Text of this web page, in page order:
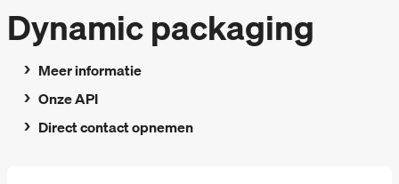
Dynamic packaging
Meer informatie
Onze API
Direct contact opnemen